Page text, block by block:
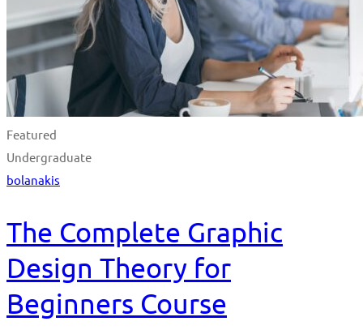
Featured
Undergraduate
bolanakis
The Complete Graphic
Design Theory for
Beginners Course